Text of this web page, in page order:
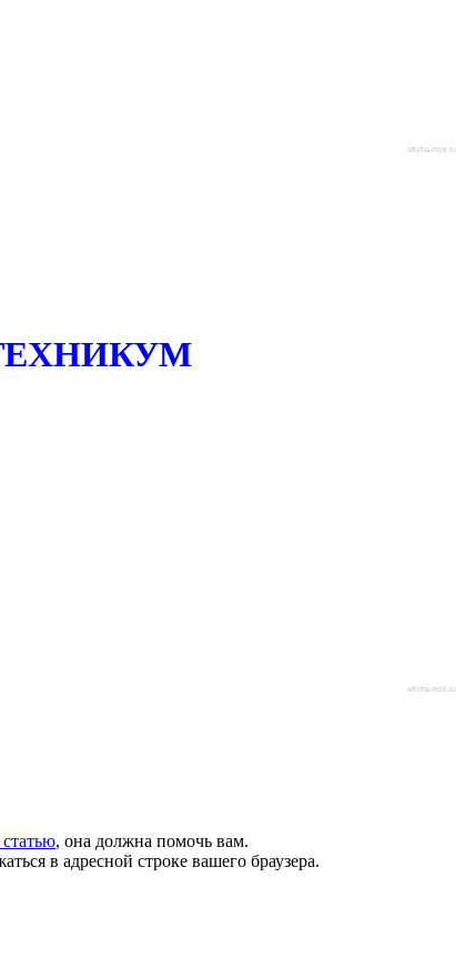
afisha-msk.ru
afisha-msk.ru
статью, она должна помочь вам.
в адресной строке вашего браузера.